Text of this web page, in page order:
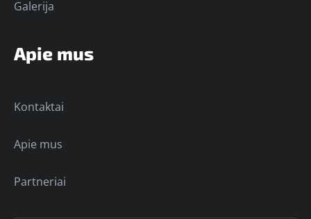
Galerija
Apie mus
Kontaktai
Apie mus
Partneriai